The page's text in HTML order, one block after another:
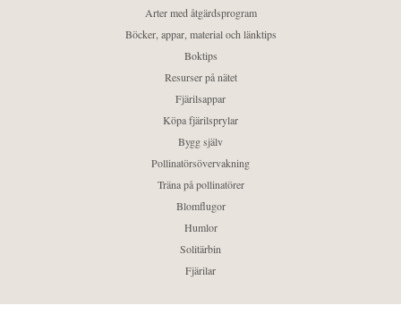
Arter med åtgärdsprogram
Böcker, appar, material och länktips
Boktips
Resurser på nätet
Fjärilsappar
Köpa fjärilsprylar
Bygg själv
Pollinatörsövervakning
Träna på pollinatörer
Blomflugor
Humlor
Solitärbin
Fjärilar